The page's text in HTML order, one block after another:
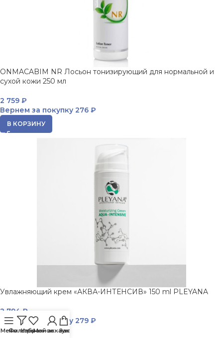
ONMACABIM NR Лосьон тонизирующий для нормальной и
сухой кожи 250 мл
2 759 ₽
Вернем за покупку 276 ₽
В КОРЗИНУ
Увлажняющий крем «АКВА-ИНТЕНСИВ» 150 ml PLEYANA
2 794 ₽
Вернем за покупку 279 ₽
В КОРЗИНУ
МенюФильтры
Избранное
Мой аккаунт
Заказ